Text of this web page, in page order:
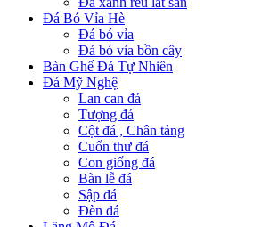
Đá Bó Vỉa Hè
Đá bó vỉa
Đá bó vỉa bồn cây
Bàn Ghế Đá Tự Nhiên
Đá Mỹ Nghệ
Lan can đá
Tượng đá
Cột đá , Chân tảng
Cuốn thư đá
Con giống đá
Bàn lễ đá
Sập đá
Đèn đá